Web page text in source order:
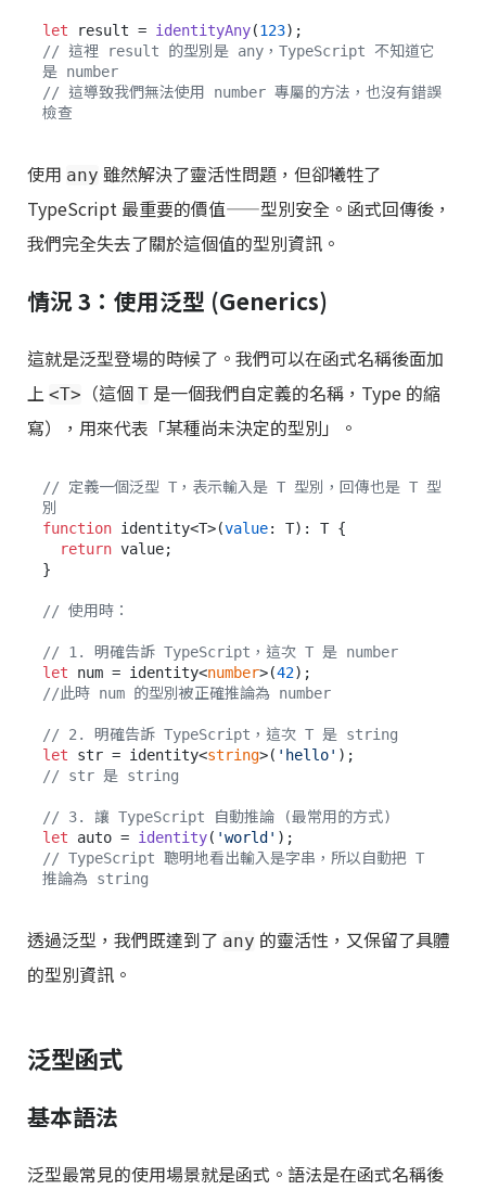
let result = identityAny(123
// 這裡 result 的型別是 any，TypeScript 不知道它
是 number
// 這導致我們無法使用 number 專屬的方法，也沒有錯誤
檢查
使用 any 雖然解決了靈活性問題，但卻犧牲了
TypeScript 最重要的價值——型別安全。函式回傳後，
我們完全失去了關於這個值的型別資訊。
情況 3：使用泛型 (Generics)
這就是泛型登場的時候了。我們可以在函式名稱後面加
上 <T> （這個 T 是一個我們自定義的名稱，Type 的縮
寫），用來代表「某種尚未決定的型別」。
// 定義一個泛型 T，表示輸入是 T 型別，回傳也是 T 型
別
function identity<T>(value: T): T {
return value;
}
// 使用時：
// 1. 明確告訴 TypeScript，這次 T 是 number
let num = identity<number>(42
//此時 num 的型別被正確推論為 number
// 2. 明確告訴 TypeScript，這次 T 是 string
let str = identity<string>( 'hello'
// str 是 string
// 3. 讓 TypeScript 自動推論 (最常用的方式)
let auto = identity( 'world'
// TypeScript 聰明地看出輸入是字串，所以自動把 T
推論為 string
透過泛型，我們既達到了 any 的靈活性，又保留了具體
的型別資訊。
泛型函式
基本語法
泛型最常見的使用場景就是函式。語法是在函式名稱後